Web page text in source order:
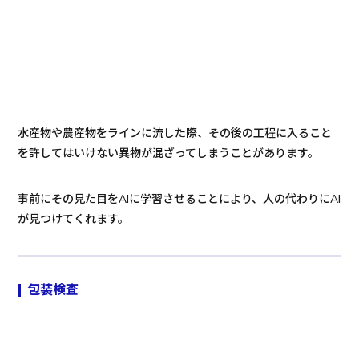
水産物や農産物をラインに流した際、その後の工程に入ること
を許してはいけない異物が混ざってしまうことがあります。
事前にその見た目をAIに学習させることにより、人の代わりにAI
が見つけてくれます。
包装検査